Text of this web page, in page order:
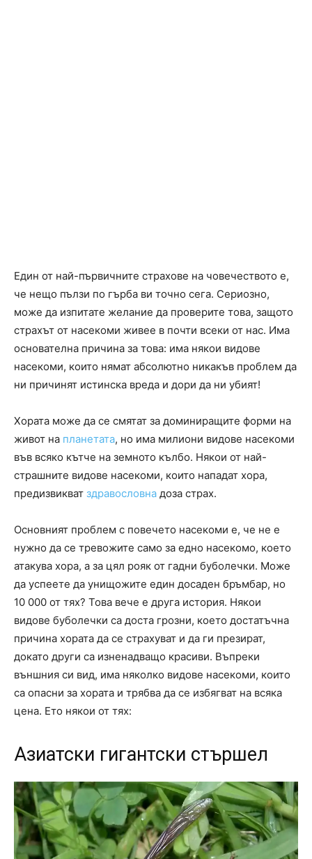
Един от най-първичните страхове на човечеството е,
че нещо пълзи по гърба ви точно сега. Сериозно,
може да изпитате желание да проверите това, защото
страхът от насекоми живее в почти всеки от нас. Има
основателна причина за това: има някои видове
насекоми, които нямат абсолютно никакъв проблем да
ни причинят истинска вреда и дори да ни убият!
Хората може да се смятат за доминиращите форми на
живот на планетата, но има милиони видове насекоми
във всяко кътче на земното кълбо. Някои от най-
страшните видове насекоми, които нападат хора,
предизвикват здравословна доза страх.
Основният проблем с повечето насекоми е, че не е
нужно да се тревожите само за едно насекомо, което
атакува хора, а за цял рояк от гадни буболечки. Може
да успеете да унищожите един досаден бръмбар, но
10 000 от тях? Това вече е друга история. Някои
видове буболечки са доста грозни, което достатъчна
причина хората да се страхуват и да ги презират,
докато други са изненадващо красиви. Въпреки
външния си вид, има няколко видове насекоми, които
са опасни за хората и трябва да се избягват на всяка
цена. Ето някои от тях:
Азиатски гигантски стършел